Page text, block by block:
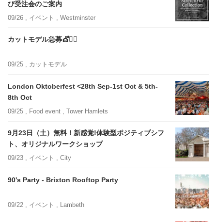
び受注会のご案内
09/26 , イベント , Westminster
カットモデル急募💇💇‍♂️
09/25 , カットモデル
London Oktoberfest <28th Sep-1st Oct & 5th-
8th Oct
09/25 , Food event , Tower Hamlets
9月23日（土）無料！新感覚!体験型ポジティブシフ
ト、オリジナルワークショップ
09/23 , イベント , City
90's Party - Brixton Rooftop Party
09/22 , イベント , Lambeth